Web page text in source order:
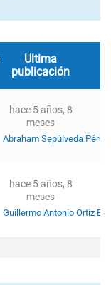
Última
publicación
hace 5 años, 8
meses
Abraham Sepúlveda Pérez
hace 5 años, 8
meses
Guillermo Antonio Ortiz